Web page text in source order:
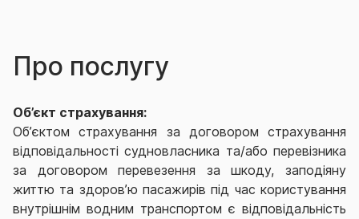
Про послугу
Об’єкт страхування:
Об’єктом страхування за договором страхування
відповідальності судновласника та/або перевізника
за договором перевезення за шкоду, заподіяну
життю та здоров’ю пасажирів під час користування
внутрішнім водним транспортом є відповідальність